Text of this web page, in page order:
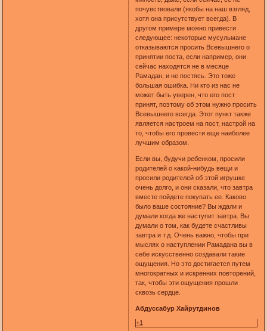
почувствовали (якобы на наш взгляд,
хотя она присутствует всегда). В
другом примере можно привести
следующее: некоторые мусульмане
отказываются просить Всевышнего о
принятии поста, если например, они
сейчас находятся не в месяце
Рамадан, и не постясь. Это тоже
большая ошибка. Ни кто из нас не
может быть уверен, что его пост
принят, поэтому об этом нужно просить
Всевышнего всегда. Этот пункт также
является настроем на пост, настрой на
то, чтобы его провести еще наиболее
лучшим образом.
Если вы, будучи ребенком, просили
родителей о какой-нибудь вещи и
просили родителей об этой игрушке
очень долго, и они сказали, что завтра
вместе пойдете покупать ее. Каково
было ваше состояние? Вы ждали и
думали когда же наступит завтра. Вы
думали о том, как будете счастливы
завтра и т.д. Очень важно, чтобы при
мыслях о наступлении Рамадана вы в
себе искусственно создавали такие
ощущения. Но это достигается путем
многократных и искренних повторений,
так, чтобы эти ощущения прошли
сквозь сердце.
Абдуссабур Хайрутдинов
+1